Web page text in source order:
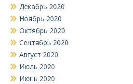
Декабрь 2020
Ноябрь 2020
Октябрь 2020
Сентябрь 2020
Август 2020
Июль 2020
Июнь 2020